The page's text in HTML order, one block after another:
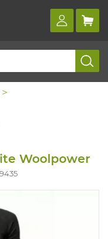
Woolpower